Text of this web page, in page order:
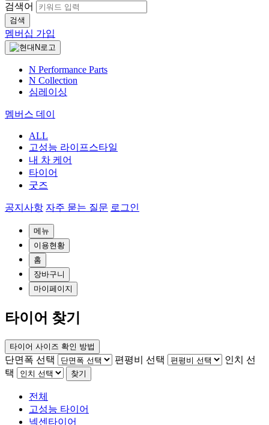
검색어
검색
멤버십 가입
N Performance Parts
N Collection
심레이싱
멤버스 데이
ALL
고성능 라이프스타일
내 차 케어
타이어
굿즈
공지사항 자주 묻는 질문 로그인
메뉴
이용현황
홈
장바구니
마이페이지
타이어 찾기
타이어 사이즈 확인 방법
단면폭 선택 편평비 선택
인치 선
택
찾기
전체
고성능 타이어
넥센타이어